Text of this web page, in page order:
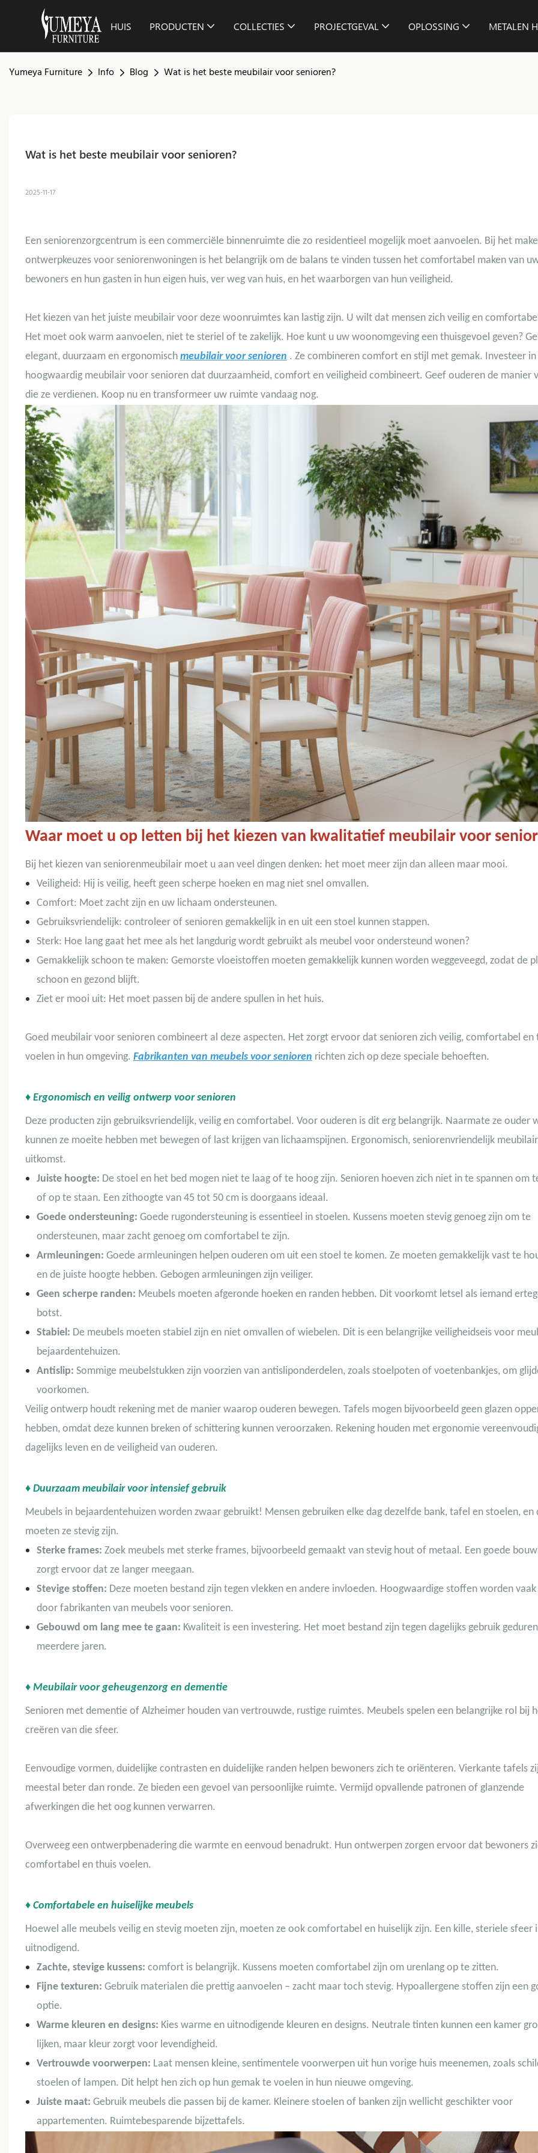
HUIS PRODUCTEN COLLECTIES PROJECTGEVAL OPLOSSING METALEN
Yumeya Furniture Info Blog Wat is het beste meubilair voor senioren?
Wat is het beste meubilair voor senioren?
2025-11-17
Een seniorenzorgcentrum is een commerciële binnenruimte die zo residentieel mogelijk moet aanvoelen. Bij het
ontwerpkeuzes voor seniorenwoningen is het belangrijk om de balans te vinden tussen het comfortabel maken van
bewoners en hun gasten in hun eigen huis, ver weg van huis, en het waarborgen van hun veiligheid.
Het kiezen van het juiste meubilair voor deze woonruimtes kan lastig zijn. U wilt dat mensen zich veilig en
Het moet ook warm aanvoelen, niet te steriel of te zakelijk. Hoe kunt u uw woonomgeving een thuisgevoel geven?
elegant, duurzaam en ergonomisch meubilair voor senioren . Ze combineren comfort en stijl met gemak. Investeer in
hoogwaardig meubilair voor senioren dat duurzaamheid, comfort en veiligheid combineert. Geef ouderen de manier
die ze verdienen. Koop nu en transformeer uw ruimte vandaag nog.
Waar moet u op letten bij het kiezen van kwalitatief meubilair voor
Bij het kiezen van seniorenmeubilair moet u aan veel dingen denken: het moet meer zijn dan alleen maar mooi.
Veiligheid: Hij is veilig, heeft geen scherpe hoeken en mag niet snel omvallen.
Comfort: Moet zacht zijn en uw lichaam ondersteunen.
Gebruiksvriendelijk: controleer of senioren gemakkelijk in en uit een stoel kunnen stappen.
Sterk: Hoe lang gaat het mee als het langdurig wordt gebruikt als meubel voor ondersteund wonen?
Gemakkelijk schoon te maken: Gemorste vloeistoffen moeten gemakkelijk kunnen worden weggeveegd, zodat de
schoon en gezond blijft.
Ziet er mooi uit: Het moet passen bij de andere spullen in het huis.
Goed meubilair voor senioren combineert al deze aspecten. Het zorgt ervoor dat senioren zich veilig, comfortabel en
voelen in hun omgeving. Fabrikanten van meubels voor senioren richten zich op deze speciale behoeften.
♦ Ergonomisch en veilig ontwerp voor senioren
Deze producten zijn gebruiksvriendelijk, veilig en comfortabel. Voor ouderen is dit erg belangrijk. Naarmate ze ouder
kunnen ze moeite hebben met bewegen of last krijgen van lichaamspijnen. Ergonomisch, seniorenvriendelijk
uitkomst.
Juiste hoogte: De stoel en het bed mogen niet te laag of te hoog zijn. Senioren hoeven zich niet in te spannen om
of op te staan. Een zithoogte van 45 tot 50 cm is doorgaans ideaal.
Goede ondersteuning: Goede rugondersteuning is essentieel in stoelen. Kussens moeten stevig genoeg zijn om te
ondersteunen, maar zacht genoeg om comfortabel te zijn.
Armleuningen: Goede armleuningen helpen ouderen om uit een stoel te komen. Ze moeten gemakkelijk vast te
en de juiste hoogte hebben. Gebogen armleuningen zijn veiliger.
Geen scherpe randen: Meubels moeten afgeronde hoeken en randen hebben. Dit voorkomt letsel als iemand
botst.
Stabiel: De meubels moeten stabiel zijn en niet omvallen of wiebelen. Dit is een belangrijke veiligheidseis voor
bejaardentehuizen.
Antislip: Sommige meubelstukken zijn voorzien van antisliponderdelen, zoals stoelpoten of voetenbankjes, om
voorkomen.
Veilig ontwerp houdt rekening met de manier waarop ouderen bewegen. Tafels mogen bijvoorbeeld geen glazen
hebben, omdat deze kunnen breken of schittering kunnen veroorzaken. Rekening houden met ergonomie
dagelijks leven en de veiligheid van ouderen.
♦ Duurzaam meubilair voor intensief gebruik
Meubels in bejaardentehuizen worden zwaar gebruikt! Mensen gebruiken elke dag dezelfde bank, tafel en stoelen, en
moeten ze stevig zijn.
Sterke frames: Zoek meubels met sterke frames, bijvoorbeeld gemaakt van stevig hout of metaal. Een goede
zorgt ervoor dat ze langer meegaan.
Stevige stoffen: Deze moeten bestand zijn tegen vlekken en andere invloeden. Hoogwaardige stoffen worden
door fabrikanten van meubels voor senioren.
Gebouwd om lang mee te gaan: Kwaliteit is een investering. Het moet bestand zijn tegen dagelijks gebruik
meerdere jaren.
♦ Meubilair voor geheugenzorg en dementie
Senioren met dementie of Alzheimer houden van vertrouwde, rustige ruimtes. Meubels spelen een belangrijke rol bij
creëren van die sfeer.
Eenvoudige vormen, duidelijke contrasten en duidelijke randen helpen bewoners zich te oriënteren. Vierkante tafels
meestal beter dan ronde. Ze bieden een gevoel van persoonlijke ruimte. Vermijd opvallende patronen of glanzende
afwerkingen die het oog kunnen verwarren.
Overweeg een ontwerpbenadering die warmte en eenvoud benadrukt. Hun ontwerpen zorgen ervoor dat bewoners
comfortabel en thuis voelen.
♦ Comfortabele en huiselijke meubels
Hoewel alle meubels veilig en stevig moeten zijn, moeten ze ook comfortabel en huiselijk zijn. Een kille, steriele sfeer
uitnodigend.
Zachte, stevige kussens: comfort is belangrijk. Kussens moeten comfortabel zijn om urenlang op te zitten.
Fijne texturen: Gebruik materialen die prettig aanvoelen – zacht maar toch stevig. Hypoallergene stoffen zijn een
optie.
Warme kleuren en designs: Kies warme en uitnodigende kleuren en designs. Neutrale tinten kunnen een kamer
lijken, maar kleur zorgt voor levendigheid.
Vertrouwde voorwerpen: Laat mensen kleine, sentimentele voorwerpen uit hun vorige huis meenemen, zoals
stoelen of lampen. Dit helpt hen zich op hun gemak te voelen in hun nieuwe omgeving.
Juiste maat: Gebruik meubels die passen bij de kamer. Kleinere stoelen of banken zijn wellicht geschikter voor
appartementen. Ruimtebesparende bijzettafels.